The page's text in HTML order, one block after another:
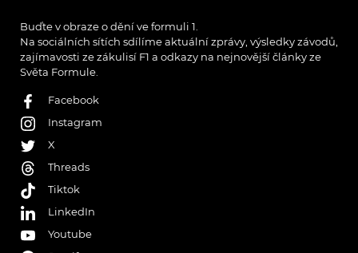
Buďte v obraze o dění ve formuli 1.
Na sociálních sítích sdílíme aktuální zprávy, výsledky závodů,
zajímavosti ze zákulisí F1 a odkazy na nejnovější články ze
Světa Formule.
Facebook
Instagram
X
Threads
Tiktok
LinkedIn
Youtube